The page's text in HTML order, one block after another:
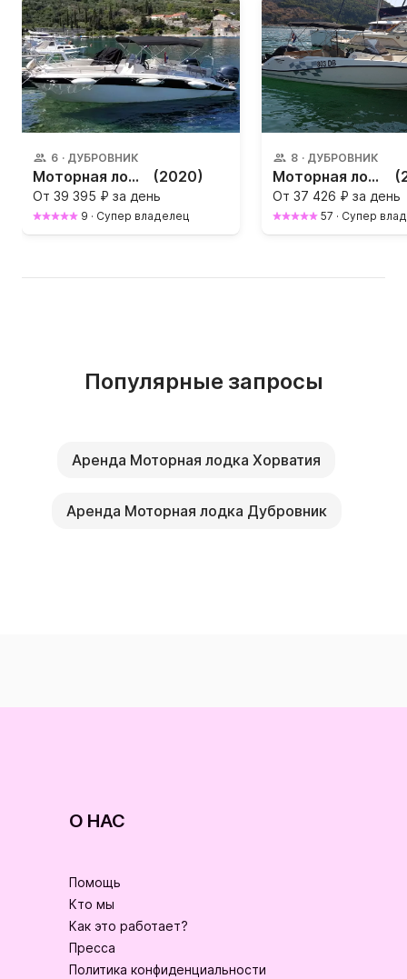
6 · ДУБРОВНИК
Моторная лодка Salmeri Calypso 21 130л.с. (2020)
От 39 395 ₽ за день
9 · Супер владелец
8 · ДУБРОВНИК
Моторная лодка QUICKSILVER 675 OPEN ACTIV 150л.с.
От 37 426 ₽ за день
57 · Супер
Популярные запросы
Aренда Моторная лодка Хорватия
Aренда Моторная лодка Дубровник
О НАС
Помощь
Кто мы
Как это работает?
Пресса
Политика конфиденциальности